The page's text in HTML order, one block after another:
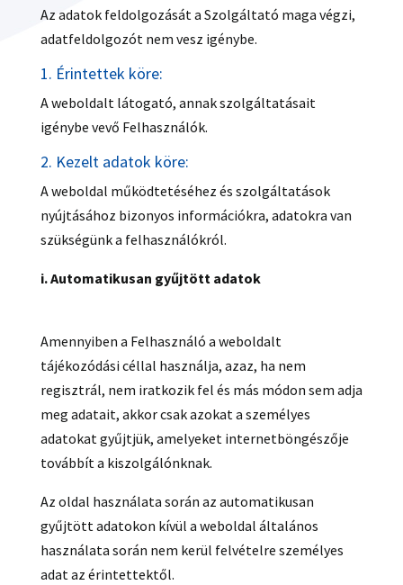
Az adatok feldolgozását a Szolgáltató maga végzi,
adatfeldolgozót nem vesz igénybe.
1. Érintettek köre:
A weboldalt látogató, annak szolgáltatásait
igénybe vevő Felhasználók.
2. Kezelt adatok köre:
A weboldal működtetéséhez és szolgáltatások
nyújtásához bizonyos információkra, adatokra van
szükségünk a felhasználókról.
i. Automatikusan gyűjtött adatok
Amennyiben a Felhasználó a weboldalt
tájékozódási céllal használja, azaz, ha nem
regisztrál, nem iratkozik fel és más módon sem adja
meg adatait, akkor csak azokat a személyes
adatokat gyűjtjük, amelyeket internetböngészője
továbbít a kiszolgálónknak.
Az oldal használata során az automatikusan
gyűjtött adatokon kívül a weboldal általános
használata során nem kerül felvételre személyes
adat az érintettektől.